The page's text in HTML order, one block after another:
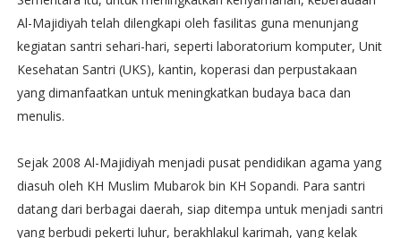
Al-Majidiyah telah dilengkapi oleh fasilitas guna menunjang
kegiatan santri sehari-hari, seperti laboratorium komputer, Unit
Kesehatan Santri (UKS), kantin, koperasi dan perpustakaan
yang dimanfaatkan untuk meningkatkan budaya baca dan
menulis.
Sejak 2008 Al-Majidiyah menjadi pusat pendidikan agama yang
diasuh oleh KH Muslim Mubarok bin KH Sopandi. Para santri
datang dari berbagai daerah, siap ditempa untuk menjadi santri
yang berbudi pekerti luhur, berakhlakul karimah, yang kelak